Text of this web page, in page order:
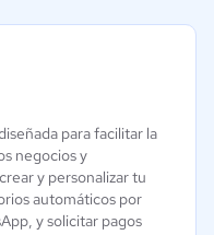
para facilitar la
negocios y
y personalizar tu
automáticos por
y solicitar pagos